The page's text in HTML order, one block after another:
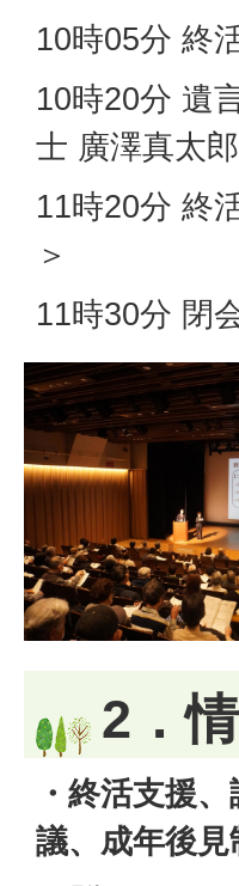
10時05分 終
10時20分 遺
士 廣澤真太
11時20分 終
＞
11時30分 閉
2．
・終活支援
議、成年後